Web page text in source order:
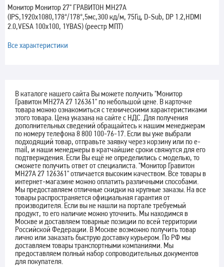
Монитор Монитор 27" ГРАВИТОН МН27А
(IPS,1920x1080,178°/178°,5мс,300 кд/м, 75Гц, D-Sub, DP 1.2,HDMI
2.0,VESA 100x100, 1YBAS) (реестр МПТ)
Все характеристики
В каталоге нашего сайта Вы можете получить "Монитор
Гравитон МН27А 27 126361" по небольшой цене. В карточке
товара можно ознакомиться с техническими характеристиками
этого товара. Цена указана на сайте с НДС. Для получения
дополнительных сведений обращайтесь к нашим менеджерам
по номеру телефона 8 800 100-76-17. Если вы уже выбрали
подходящий товар, отправьте заявку через корзину или по e-
mail, и наши менеджеры в кратчайшие сроки свяжутся для его
подтверждения. Если Вы ещё не определились с моделью, то
сможете получить ответ от специалиста. "Монитор Гравитон
МН27А 27 126361" отличается высоким качеством. Все товары в
интернет-магазине можно оплатить различными способами.
Мы предоставляем отличные скидки на крупные заказы. На все
товары распространяется официальная гарантия от
производителя. Если вы не нашли на портале требуемый
продукт, то его наличие можно уточнить. Мы находимся в
Москве и доставляем товарные позиции по всей территории
Российской Федерации. В Москве возможно получить товар
лично или заказать быструю доставку курьером. По РФ мы
доставляем товары транспортными компаниями. Мы
предоставляем полный набор сопроводительных документов
для покупателя.